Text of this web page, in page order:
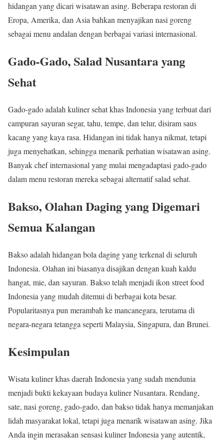
hidangan yang dicari wisatawan asing. Beberapa restoran di
Eropa, Amerika, dan Asia bahkan menyajikan nasi goreng
sebagai menu andalan dengan berbagai variasi internasional.
Gado-Gado, Salad Nusantara yang
Sehat
Gado-gado adalah kuliner sehat khas Indonesia yang terbuat dari
campuran sayuran segar, tahu, tempe, dan telur, disiram saus
kacang yang kaya rasa. Hidangan ini tidak hanya nikmat, tetapi
juga menyehatkan, sehingga menarik perhatian wisatawan asing.
Banyak chef internasional yang mulai mengadaptasi gado-gado
dalam menu restoran mereka sebagai alternatif salad sehat.
Bakso, Olahan Daging yang Digemari
Semua Kalangan
Bakso adalah hidangan bola daging yang terkenal di seluruh
Indonesia. Olahan ini biasanya disajikan dengan kuah kaldu
hangat, mie, dan sayuran. Bakso telah menjadi ikon street food
Indonesia yang mudah ditemui di berbagai kota besar.
Popularitasnya pun merambah ke mancanegara, terutama di
negara-negara tetangga seperti Malaysia, Singapura, dan Brunei.
Kesimpulan
Wisata kuliner khas daerah Indonesia yang sudah mendunia
menjadi bukti kekayaan budaya kuliner Nusantara. Rendang,
sate, nasi goreng, gado-gado, dan bakso tidak hanya memanjakan
lidah masyarakat lokal, tetapi juga menarik wisatawan asing. Jika
Anda ingin merasakan sensasi kuliner Indonesia yang autentik,